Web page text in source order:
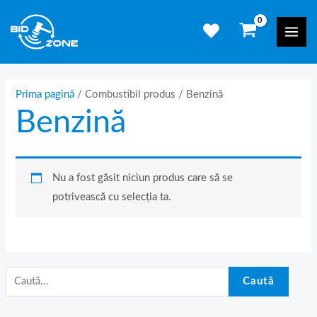
content
Caută
Prima pagină / Combustibil produs / Benzină
Benzină
Nu a fost găsit niciun produs care să se
potrivească cu selecția ta.